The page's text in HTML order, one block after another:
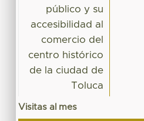
público y su
accesibilidad al
comercio del
centro histórico
de la ciudad de
Toluca
Visitas al mes